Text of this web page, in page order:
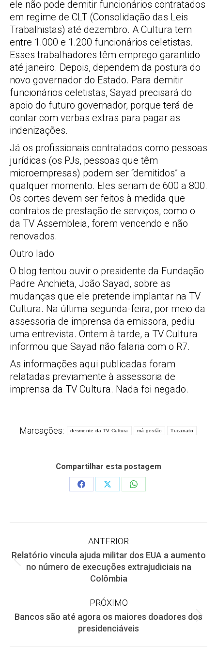
ele não pode demitir funcionários contratados
em regime de CLT (Consolidação das Leis
Trabalhistas) até dezembro. A Cultura tem
entre 1.000 e 1.200 funcionários celetistas.
Esses trabalhadores têm emprego garantido
até janeiro. Depois, dependem da postura do
novo governador do Estado. Para demitir
funcionários celetistas, Sayad precisará do
apoio do futuro governador, porque terá de
contar com verbas extras para pagar as
indenizações.
Já os profissionais contratados como pessoas
jurídicas (os PJs, pessoas que têm
microempresas) podem ser “demitidos” a
qualquer momento. Eles seriam de 600 a 800.
Os cortes devem ser feitos à medida que
contratos de prestação de serviços, como o
da TV Assembleia, forem vencendo e não
renovados.
Outro lado
O blog tentou ouvir o presidente da Fundação
Padre Anchieta, João Sayad, sobre as
mudanças que ele pretende implantar na TV
Cultura. Na última segunda-feira, por meio da
assessoria de imprensa da emissora, pediu
uma entrevista. Ontem à tarde, a TV Cultura
informou que Sayad não falaria com o R7.
As informações aqui publicadas foram
relatadas previamente à assessoria de
imprensa da TV Cultura. Nada foi negado.
Marcações: desmonte da TV Cultura má gestão Tucanato
Compartilhar esta postagem
Share
Share
Share
Navegação
de
ANTERIOR
Post
anterior:
Relatório vincula ajuda militar dos EUA a aumento
no número de execuções extrajudiciais na
Colômbia
PRÓXIMO
Próximo
post:
Bancos são até agora os maiores doadores dos
presidenciáveis